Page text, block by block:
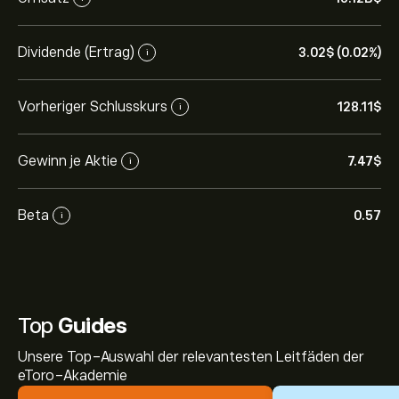
Dividende (Ertrag) i 3.02‎$‎ (0.02%)
Vorheriger Schlusskurs i 128.11‎$‎
Gewinn je Aktie i 7.47‎$‎
Beta i 0.57
Top Guides
Unsere Top-Auswahl der relevantesten Leitfäden der
eToro-Akademie